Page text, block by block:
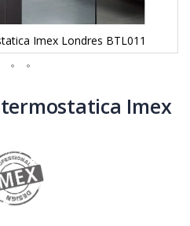
Imex Londres BTL011
Imex